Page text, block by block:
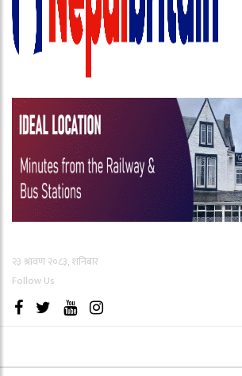
२३ श्रावण २०८३, शनिबार
Follow Us